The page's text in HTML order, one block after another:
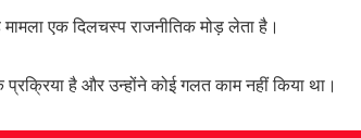
एक दिलचस्प राजनीतिक मोड़ लेता है।
है और उन्होंने कोई गलत काम नहीं किया था।